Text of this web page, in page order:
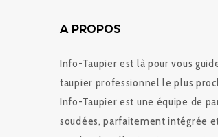
A PROPOS
Info-Taupier est là pour vous
taupier professionnel le plus
Info-Taupier est une équipe de
soudées, parfaitement intégrée